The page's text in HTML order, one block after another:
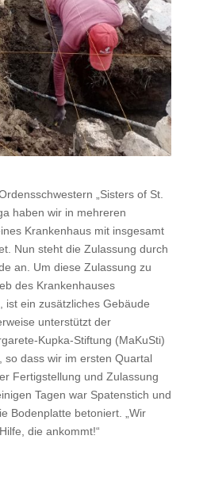
„Sisters of St.
haben wir in mehreren
Krankenhaus mit insgesamt
Nun steht die Zulassung durch
an. Um diese Zulassung zu
des Krankenhauses
ist ein zusätzliches Gebäude
unterstützt der
Kupka-Stiftung (MaKuSti)
so dass wir im ersten Quartal
Fertigstellung und Zulassung
Tagen war Spatenstich und
Bodenplatte betoniert. „Wir
die ankommt!“